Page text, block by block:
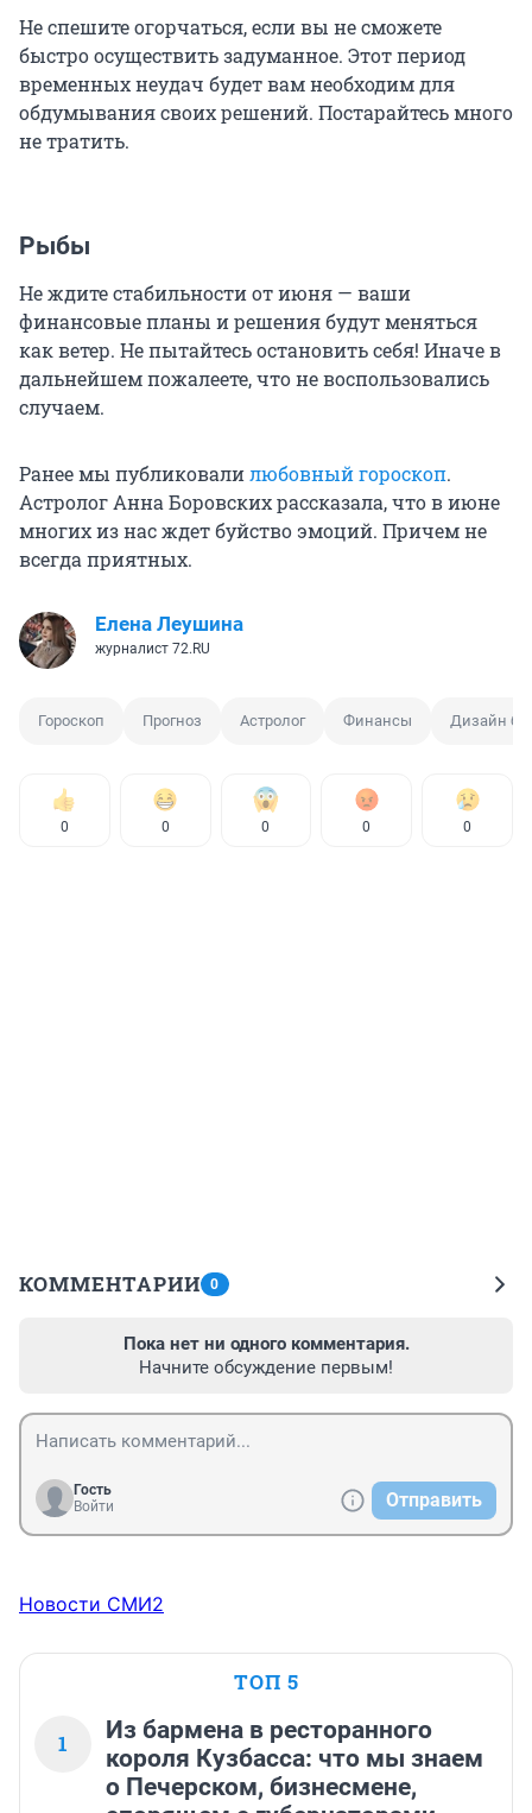
Не спешите огорчаться, если вы не сможете
быстро осуществить задуманное. Этот период
временных неудач будет вам необходим для
обдумывания своих решений. Постарайтесь много
не тратить.
Рыбы
Не ждите стабильности от июня — ваши
финансовые планы и решения будут меняться
как ветер. Не пытайтесь остановить себя! Иначе в
дальнейшем пожалеете, что не воспользовались
случаем.
Ранее мы публиковалилюбовный гороскоп.
Астролог Анна Боровских рассказала, что в июне
многих из нас ждет буйство эмоций. Причем не
всегда приятных.
Елена Леушина
журналист 72.RU
Гороскоп Прогноз Астролог Финансы Дизайн
0 0 0 0 0
КОММЕНТАРИИ 0
Пока нет ни одного комментария.
Начните обсуждение первым!
Гость
Войти
Отправить
Новости СМИ2
ТОП 5
1
Из бармена в ресторанного
короля Кузбасса: что мы знаем
о Печерском, бизнесмене,